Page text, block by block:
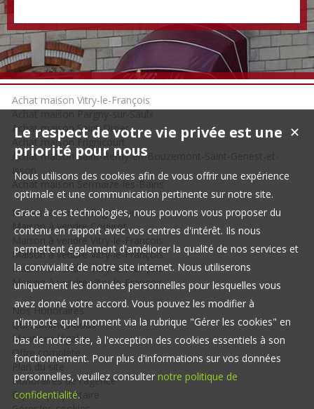
Achat maison Vitry-le-François
Achat maison Pargny-sur-Saulx
Achat maison Saint-Dizier
Achat maison Frignicourt
Achat maison Saint-Remy-en-Bouzemont-Saint-Genest-et-
Isson
Achat maison Sermaize-les-Bains
Maison à vendre Frignicourt
Maison à vendre Couvrot
Maison à vendre Vitry-le-François
Maison à vendre Vitry-le-François
Maison à vendre Vitry-le-François
Maison à vendre Vitry-le-François
Nos Honoraires
Qui sommes-nous
Mentions légales
Offre complète
Plan du site
Honoraires de l'agence
Espace propriétaire
✕
Le respect de votre vie privée est une
priorité pour nous
Nous utilisons des cookies afin de vous offrir une expérience
optimale et une communication pertinente sur notre site.
Grace à ces technologies, nous pouvons vous proposer du
contenu en rapport avec vos centres d'intérêt. Ils nous
permettent également d'améliorer la qualité de nos services et
la convivialité de notre site internet. Nous utiliserons
uniquement les données personnelles pour lesquelles vous
avez donné votre accord. Vous pouvez les modifier à
n'importe quel moment via la rubrique "Gérer les cookies" en
bas de notre site, à l'exception des cookies essentiels à son
fonctionnement. Pour plus d'informations sur vos données
personnelles, veuillez consulter notre politique de
confidentialité.